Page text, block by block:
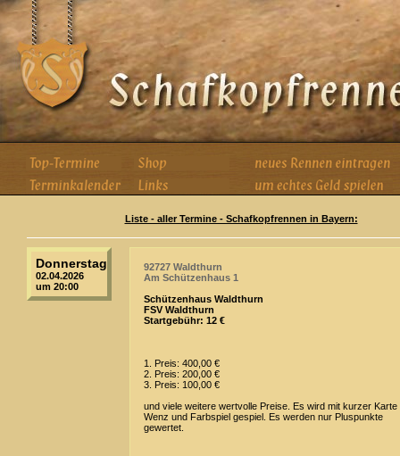
Liste - aller Termine - Schafkopfrennen in Bayern:
Donnerstag
02.04.2026
um 20:00
92727 Waldthurn
Am Schützenhaus 1
Schützenhaus Waldthurn
FSV Waldthurn
Startgebühr: 12 €
1. Preis: 400,00 €
2. Preis: 200,00 €
3. Preis: 100,00 €
und viele weitere wertvolle Preise. Es wird mit kurzer Karte
Wenz und Farbspiel gespiel. Es werden nur Pluspunkte
gewertet.